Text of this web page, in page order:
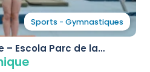
Sports - Gymnastiques
Escola Parc de la